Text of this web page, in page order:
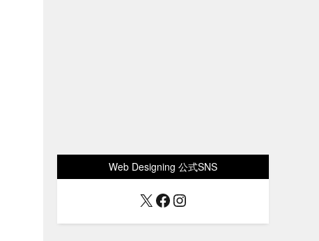
Web Designing 公式SNS
X Facebook
Instagram